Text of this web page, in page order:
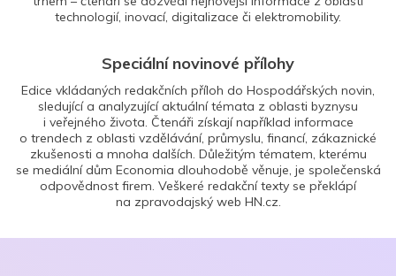
technologií, inovací, digitalizace či elektromobility.
Speciální novinové přílohy
Edice vkládaných redakčních příloh do Hospodářských novin,
sledující a analyzující aktuální témata z oblasti byznysu
i veřejného života. Čtenáři získají například informace
o trendech z oblasti vzdělávání, průmyslu, financí, zákaznické
zkušenosti a mnoha dalších. Důležitým tématem, kterému
se mediální dům Economia dlouhodobě věnuje, je společenská
odpovědnost firem. Veškeré redakční texty se překlápí
na zpravodajský web HN.cz.